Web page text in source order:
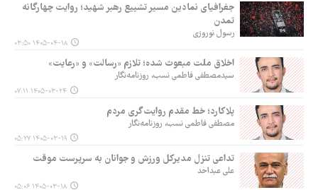
جغرافیای نمادین مسیر تشییع رهبر شهید؛ روایت چهارگانه
تمدن
رسول نوروزی
۱۴۰۵-۰۴-۱۸ ۰۳:۵۰
اخلاق ملت مبعوث شده؛ تلازم «رسالت» و «رعایت»
سیدمصطفی فاطمی نسب، روزنامه‌نگار
۱۴۰۵-۰۳-۲۴ ۰۷:۱۱
پلاکارد؛ خط مقدم روایت‌گری مردم
مصطفی فاطمی نسب، روزنامه‌نگار
۱۴۰۵-۰۳-۱۹ ۰۵:۲۷
تداعی تنزل مدیرکل ورزش و جوانان به سرپرست موقت
علی عبداحد
۱۴۰۵-۰۳-۱۸ ۰۵:۰۶